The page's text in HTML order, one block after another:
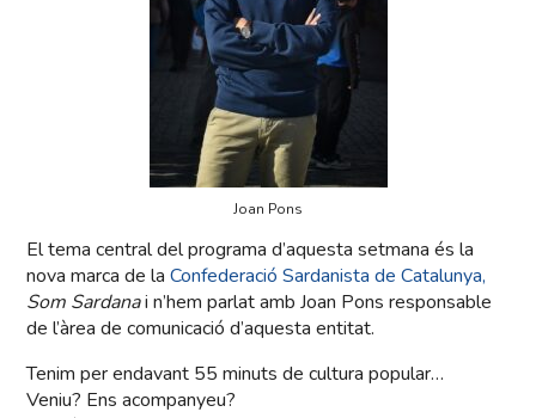
Joan Pons
El tema central del programa d’aquesta setmana és la
nova marca de laConfederació Sardanista de Catalunya,
Som Sardanai n’hem parlat amb Joan Pons responsable
de l’àrea de comunicació d’aquesta entitat.
Tenim per endavant 55 minuts de cultura popular…
Veniu? Ens acompanyeu?